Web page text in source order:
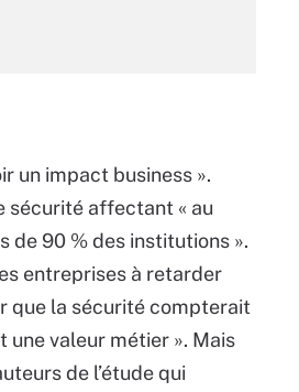
un impact business ».
sécurité affectant « au
de 90 % des institutions ».
entreprises à retarder
que la sécurité compterait
une valeur métier ». Mais
de l’étude qui